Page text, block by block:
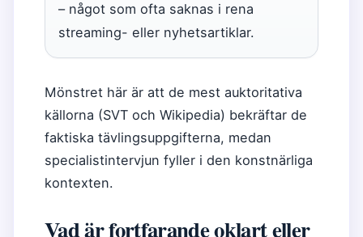
– något som ofta saknas i rena
streaming- eller nyhetsartiklar.
Mönstret här är att de mest auktoritativa
källorna (SVT och Wikipedia) bekräftar de
faktiska tävlingsuppgifterna, medan
specialistintervjun fyller i den konstnärliga
kontexten.
Vad är fortfarande oklart eller